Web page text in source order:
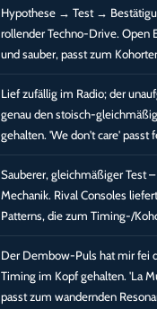
Hypothese → Test →
rollender Techno-Drive. Open
und sauber, passt zum
Lief zufällig im Radio; der
genau den stoisch-
gehalten. 'We don't care' passt
Sauberer, gleichmäßiger Test
Mechanik. Rival Consoles
Patterns, die zum Timing-/
Der Dembow-Puls hat mir fei
Timing im Kopf gehalten. 'La
passt zum wandernden